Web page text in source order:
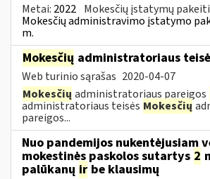
Metai: 2022 Mokesčių įstatymų
Mokesčių administravimo įstatymo
m.
Mokesčių administratoriaus
Web turinio sąrašas 2020-04-07
Mokesčių administratoriaus pareigos
administratoriaus teisės Mokesčių
pareigos...
Nuo pandemijos nukentėjusiam
mokestinės paskolos sutartys 2
palūkanų ir be klausimų